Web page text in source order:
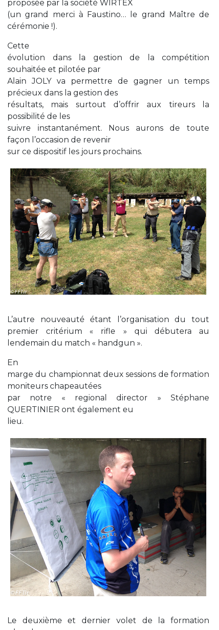
proposée par la société WIRTEX
(un grand merci à Faustino… le grand Maître de
cérémonie !).
Cette
évolution dans la gestion de la compétition
souhaitée et pilotée par
Alain JOLY va permettre de gagner un temps
précieux dans la gestion des
résultats, mais surtout d’offrir aux tireurs la
possibilité de les
suivre instantanément. Nous aurons de toute
façon l’occasion de revenir
sur ce dispositif les jours prochains.
L’autre nouveauté étant l’organisation du tout
premier critérium « rifle » qui débutera au
lendemain du match « handgun ».
En
marge du championnat deux sessions de formation
moniteurs chapeautées
par notre « regional director » Stéphane
QUERTINIER ont également eu
lieu.
Le deuxième et dernier volet de la formation